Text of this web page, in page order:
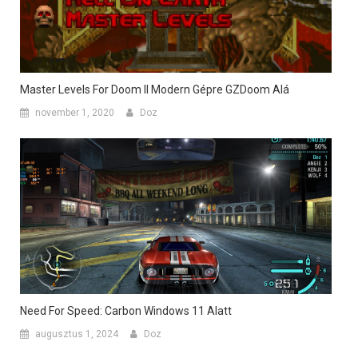
Master Levels For Doom II Modern Gépre GZDoom Alá
november 1, 2020 Doz
Need For Speed: Carbon Windows 11 Alatt
augusztus 1, 2024 Doz